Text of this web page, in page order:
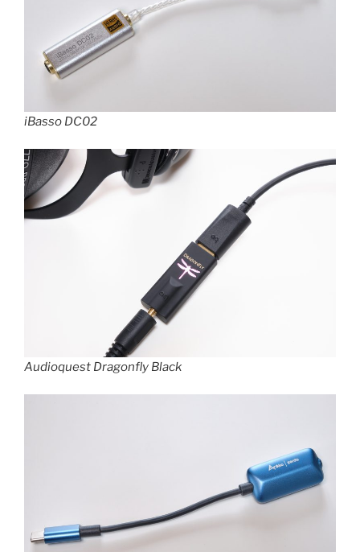
iBasso DC02
Audioquest Dragonfly Black